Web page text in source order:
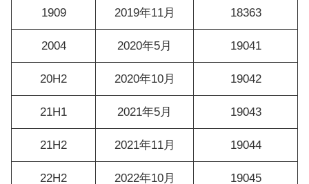
1909 2019年11月 18363
2004 2020年5月 19041
20H2 2020年10月 19042
21H1 2021年5月 19043
21H2 2021年11月 19044
22H2 2022年10月 19045